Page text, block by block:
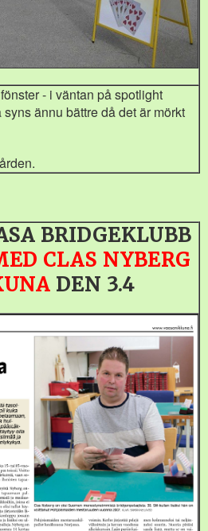
- i väntan på spotlight
ännu bättre då det är mörkt
BRIDGEKLUBB
CLAS NYBERG
DEN 3.4